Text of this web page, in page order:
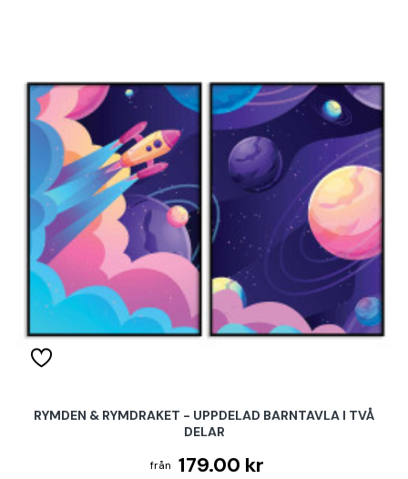
RYMDEN & RYMDRAKET - UPPDELAD BARNTAVLA I TVÅ
DELAR
179.00 kr